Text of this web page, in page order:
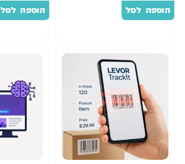
הוספה לסל
הוספה לסל